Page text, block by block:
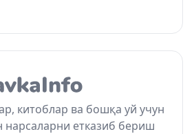
китоблар ва бошқа уй учун
нарсаларни етказиб бериш